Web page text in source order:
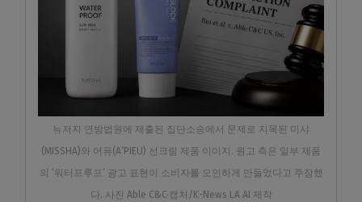
뉴저지 연방법원에 제출된 집단소송에서 문제로 지목된 미샤
(MISSHA)와 어퓨(A’PIEU) 선크림 제품 이미지. 원고 측은 일부 제품
의 ‘워터프루프’ 광고 표현이 소비자를 오인하게 만들었다고 주장했
다. 사진 Able C&C·캡처/K-News LA AI 제작